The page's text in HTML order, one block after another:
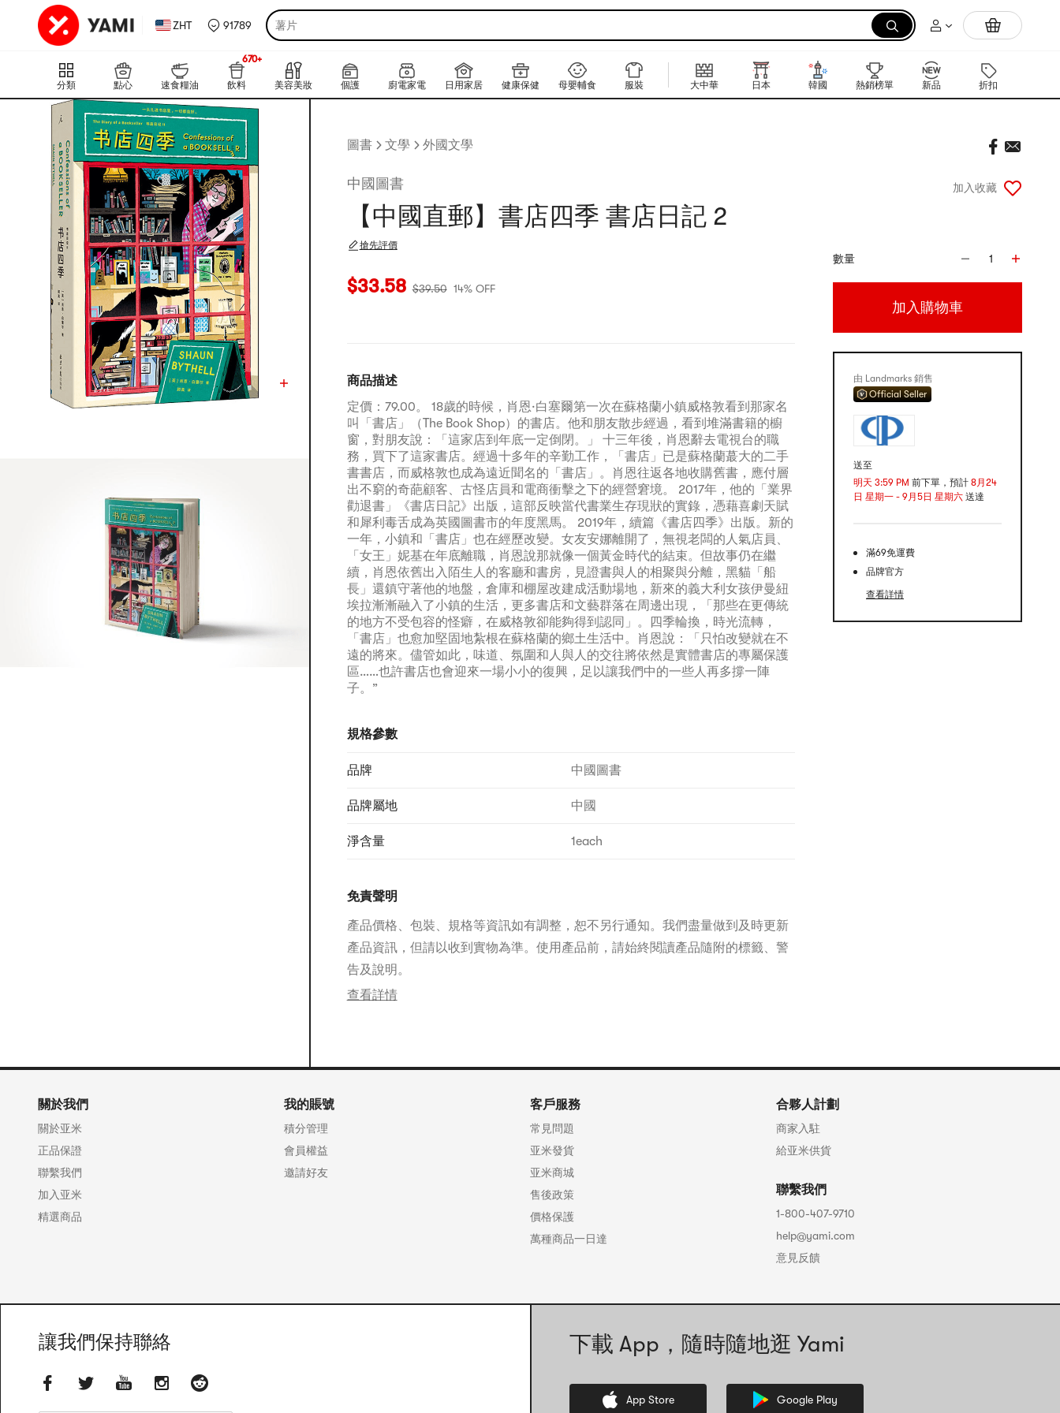
ZHT 91789 薯片 拉麵
分類 點心 速食糧油 飲料
上新
670+
美容美妝
個護 廚電家電 日用家居 健康保健 母嬰輔食 服裝 大中華 日本 韓國 熱銷榜單 新品 折扣
圖書 文學 外國文學
中國圖書
【中國直郵】書店四季 書店日記 2
搶先評價
當前價格：$33.58
$33.58 $39.50 14% OFF
商品描述
定價：79.00。 18歲的時候，肖恩·白塞爾第一次在蘇格蘭小鎮威格敦看到那家名
叫「書店」（The Book Shop）的書店。他和朋友散步經過，看到堆滿書籍的櫥
窗，對朋友說：「這家店到年底一定倒閉。」 十三年後，肖恩辭去電視台的職
務，買下了這家書店。經過十多年的辛勤工作，「書店」已是蘇格蘭蕞大的二手
書書店，而威格敦也成為遠近聞名的「書店」。肖恩往返各地收購舊書，應付層
出不窮的奇葩顧客、古怪店員和電商衝擊之下的經營窘境。 2017年，他的「業界
勸退書」《書店日記》出版，這部反映當代書業生存現狀的實錄，憑藉喜劇天賦
和犀利毒舌成為英國圖書市的年度黑馬。 2019年，續篇《書店四季》出版。新的
一年，小鎮和「書店」也在經歷改變。女友安娜離開了，無視老闆的人氣店員、
「女王」妮基在年底離職，肖恩說那就像一個黃金時代的結束。但故事仍在繼
續，肖恩依舊出入陌生人的客廳和書房，見證書與人的相聚與分離，黑貓「船
長」還鎮守著他的地盤，倉庫和棚屋改建成活動場地，新來的義大利女孩伊曼紐
埃拉漸漸融入了小鎮的生活，更多書店和文藝群落在周邊出現，「那些在更傳統
的地方不受包容的怪癖，在威格敦卻能夠得到認同」。四季輪換，時光流轉，
「書店」也愈加堅固地紮根在蘇格蘭的鄉土生活中。肖恩說：「只怕改變就在不
遠的將來。儘管如此，味道、氛圍和人與人的交往將依然是實體書店的專屬保護
區……也許書店也會迎來一場小小的復興，足以讓我們中的一些人再多撐一陣
子。”
規格參數
品牌 中國圖書
品牌屬地 中國
淨含量 1each
免責聲明
產品價格、包裝、規格等資訊如有調整，恕不另行通知。我們盡量做到及時更新
產品資訊，但請以收到實物為準。使用產品前，請始終閱讀產品隨附的標籤、警
告及說明。
查看詳情
加入收藏
數量 1
加入購物車
由 Landmarks 銷售
Official Seller
送至
明天 3:59 PM 前下單，預計 8月24
日 星期一 - 9月5日 星期六 送達
滿69免運費
品牌官方
查看詳情
關於我們
關於亚米
正品保證
聯繫我們
加入亚米
精選商品
我的賬號
積分管理
會員權益
邀請好友
客戶服務
常見問題
亚米發貨
亚米商城
售後政策
價格保護
萬種商品一日達
合夥人計劃
商家入駐
給亚米供貨
聯繫我們
1-800-407-9710
help@yami.com
意見反饋
讓我們保持聯絡 下載 App，隨時隨地逛 Yami
App Store Google Play